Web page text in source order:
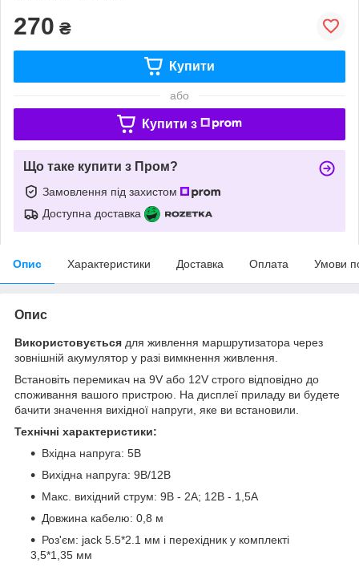
270 ₴
Купити
або
Купити з
Що таке купити з Пром?
Замовлення під захистом
Доступна доставка
Опис Характеристики Доставка Оплата Умови
Опис
Використовується для живлення маршрутизатора через
зовнішній акумулятор у разі вимкнення живлення.
Встановіть перемикач на 9V або 12V строго відповідно до
споживання вашого пристрою. На дисплеї приладу ви будете
бачити значення вихідної напруги, яке ви встановили.
Технічні характеристики:
Вхідна напруга: 5В
Вихідна напруга: 9В/12В
Макс. вихідний струм: 9В - 2А; 12В - 1,5А
Довжина кабелю: 0,8 м
Роз'єм: jack 5.5*2.1 мм і перехідник у комплекті
3,5*1,35 мм